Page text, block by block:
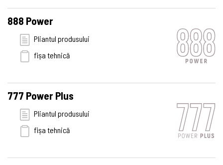
888 Power
Pliantul produsului
fișa tehnică
777 Power Plus
Pliantul produsului
fișa tehnică